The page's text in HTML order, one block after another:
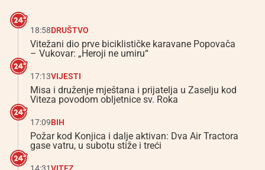
18:58DRUŠTVO
Vitežani dio prve biciklističke karavane Popovača
– Vukovar: „Heroji ne umiru“
17:13VIJESTI
Misa i druženje mještana i prijatelja u Zaselju kod
Viteza povodom obljetnice sv. Roka
17:09BIH
Požar kod Konjica i dalje aktivan: Dva Air Tractora
gase vatru, u subotu stiže i treći